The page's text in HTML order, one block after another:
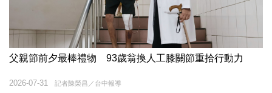
父親節前夕最棒禮物 93歲翁換人工膝關節重拾行動力
記者陳榮昌／台中報導
2026-07-31